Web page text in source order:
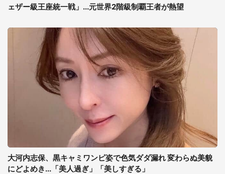
ェザー級王座統一戦」...元世界2階級制覇王者が熱望
大河内志保、黒キャミワンピ姿で色気ダダ漏れ 変わらぬ美貌
にどよめき...「美人過ぎ」「美しすぎる」